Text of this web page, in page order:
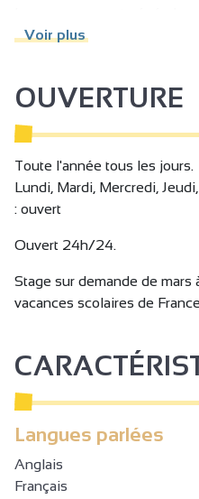
niveau, allant du débutant au
Nos stages se déroulent
chaleureuse, où chacun y
Voir plus
OUVERTURE
Toute l'année tous les jours.
Lundi, Mardi, Mercredi,
: ouvert
Ouvert 24h/24.
Stage sur demande de
vacances scolaires de
Langues parlées
Anglais
Français